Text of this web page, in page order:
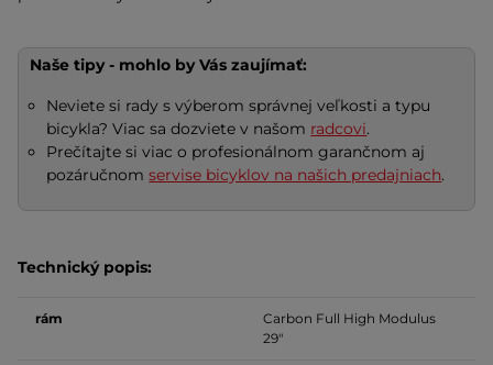
Naše tipy - mohlo by Vás zaujímať:
Neviete si rady s výberom správnej veľkosti a typu
bicykla? Viac sa dozviete v našom radcovi.
Prečítajte si viac o profesionálnom garančnom aj
pozáručnomservise bicyklov na našich predajniach.
Technický popis:
rám
Carbon Full High Modulus
29"